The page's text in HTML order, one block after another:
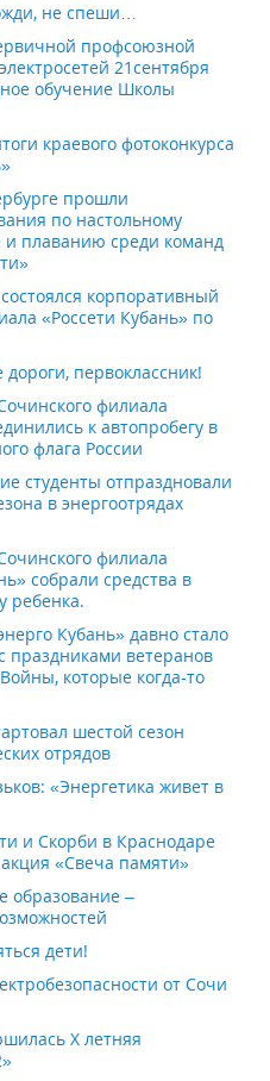
не спеши…
профсоюзной
21сентября
обучение Школы
краевого фотоконкурса
прошли
по настольному
и плаванию среди команд
корпоративный
«Россети Кубань» по
дороги, первоклассник!
филиала
к автопробегу в
флага России
студенты отпраздновали
в энергоотрядах
филиала
собрали средства в
ребенка.
Кубань» давно стало
праздниками ветеранов
которые когда-то
шестой сезон
отрядов
«Энергетика живет в
и Скорби в Краснодаре
«Свеча памяти»
образование –
дети!
от Сочи
X летняя